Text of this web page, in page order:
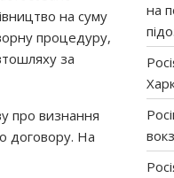
на суму
процедуру,
за
про визнання
договору. На
на